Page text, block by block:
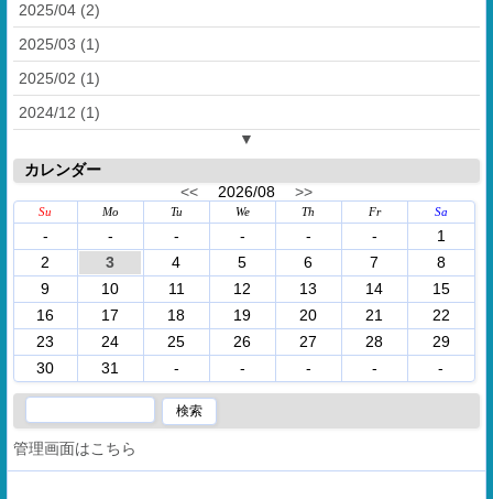
2025/04 (2)
2025/03 (1)
2025/02 (1)
2024/12 (1)
▼
カレンダー
<<2026/08 >>
Su Mo Tu We Th Fr Sa
- - - - - -
1
2
3 4 5 6 7
8
9
10 11 12 13 14
15
16
17 18 19 20 21
22
23
24 25 26 27 28
29
30
31 - - - - -
管理画面はこちら